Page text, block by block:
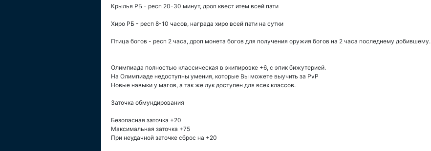
Крылья РБ - респ 20-30 минут, дроп квест итем всей пати
Хиро РБ - респ 8-10 часов, награда хиро всей пати на сутки
Птица богов - респ 2 часа, дроп монета богов для получения оружия богов на 2 часа последнему добившему.
Олимпиада полностью классическая в экипировке +6, с эпик бижутерией.
На Олимпиаде недоступны умения, которые Вы можете выучить за PvP
Новые навыки у магов, а так же лук доступен для всех классов.
Заточка обмундирования
Безопасная заточка +20
Максимальная заточка +75
При неудачной заточке сброс на +20